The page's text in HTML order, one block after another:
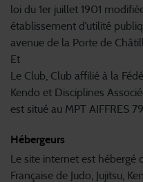
loi du 1er juillet 1901
établissement d’utilité
avenue de la Porte de
Et
Le Club, Club affilié à la
Kendo et Disciplines
est situé au MPT AIFFRES
Hébergeurs
Le site internet est hébergé
Française de Judo, Jujitsu,